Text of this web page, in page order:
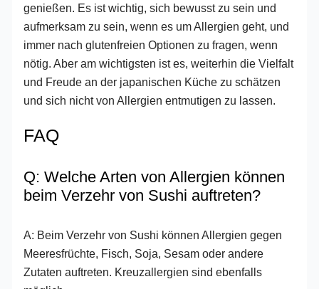
genießen. Es ist wichtig, sich bewusst zu sein und
aufmerksam zu sein, wenn es um Allergien geht, und
immer nach glutenfreien Optionen zu fragen, wenn
nötig. Aber am wichtigsten ist es, weiterhin die Vielfalt
und Freude an der japanischen Küche zu schätzen
und sich nicht von Allergien entmutigen zu lassen.
FAQ
Q: Welche Arten von Allergien können
beim Verzehr von Sushi auftreten?
A: Beim Verzehr von Sushi können Allergien gegen
Meeresfrüchte, Fisch, Soja, Sesam oder andere
Zutaten auftreten. Kreuzallergien sind ebenfalls